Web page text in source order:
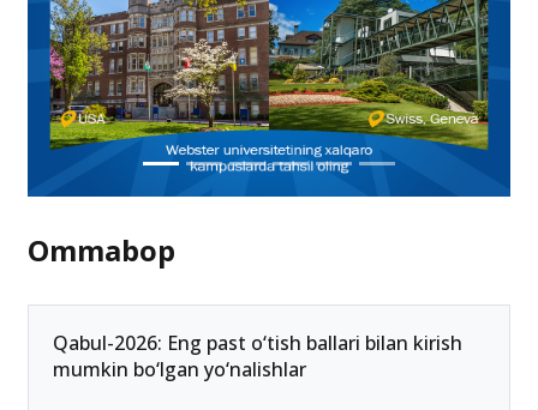
Ommabop